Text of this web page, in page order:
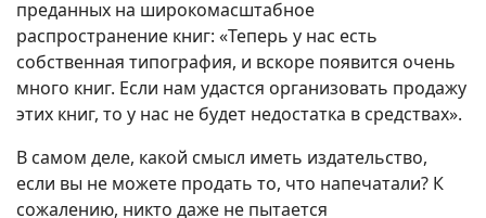
преданных на широкомасштабное
распространение книг: «Теперь у нас есть
собственная типография, и вскоре появится очень
много книг. Если нам удастся организовать продажу
этих книг, то у нас не будет недостатка в средствах».
В самом деле, какой смысл иметь издательство,
если вы не можете продать то, что напечатали? К
сожалению, никто даже не пытается